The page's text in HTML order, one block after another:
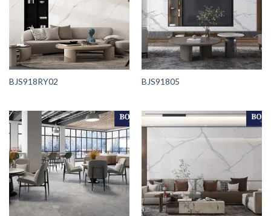
BJS918RY02 BJS91805